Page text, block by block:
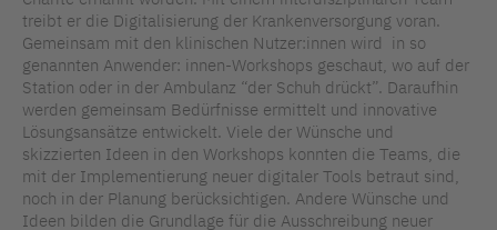
treibt er die Digitalisierung der Krankenversorgung voran.
Gemeinsam mit den klinischen Nutzer:innen wird in so
genannten Anwender: innen-Workshops geschaut, wo auf der
Station oder in der Ambulanz “der Schuh drückt”. Daraufhin
werden gemeinsam Bedürfnisse ermittelt und innovative
Lösungsansätze entwickelt. Viele der Wünsche und
skizzierten Ideen in den Workshops konnten die Teams, die
mit der Implementierung neuer digitaler Tools betraut sind,
noch in der Planung berücksichtigen. Andere Wünsche und
Ideen bilden die Grundlage für die Ausschreibung neuer